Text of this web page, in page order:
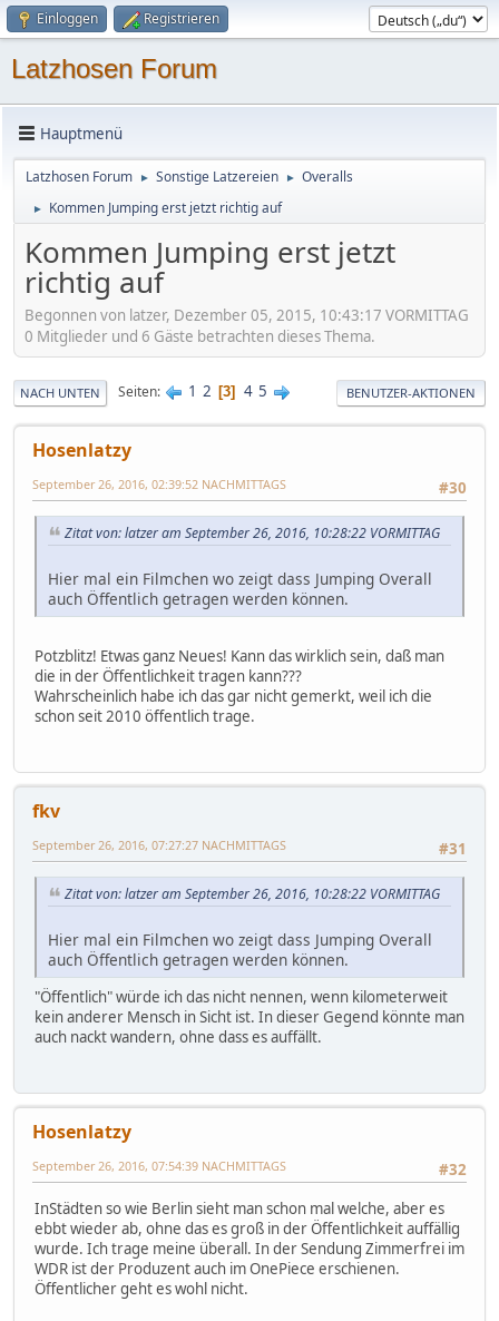
Einloggen Registrieren
Latzhosen Forum
Hauptmenü
Latzhosen Forum ► Sonstige Latzereien ► Overalls
► Kommen Jumping erst jetzt richtig auf
Kommen Jumping erst jetzt
richtig auf
Begonnen von latzer, Dezember 05, 2015, 10:43:17 VORMITTAG
0 Mitglieder und 6 Gäste betrachten dieses Thema.
NACH UNTEN Seiten 1 2 3 4 5 BENUTZER-AKTIONEN
Hosenlatzy
#30
September 26, 2016, 02:39:52 NACHMITTAGS
Zitat von: latzer am September 26, 2016, 10:28:22 VORMITTAG
Hier mal ein Filmchen wo zeigt dass Jumping Overall
auch Öffentlich getragen werden können.
Potzblitz! Etwas ganz Neues! Kann das wirklich sein, daß man
die in der Öffentlichkeit tragen kann???
Wahrscheinlich habe ich das gar nicht gemerkt, weil ich die
schon seit 2010 öffentlich trage.
fkv
#31
September 26, 2016, 07:27:27 NACHMITTAGS
Zitat von: latzer am September 26, 2016, 10:28:22 VORMITTAG
Hier mal ein Filmchen wo zeigt dass Jumping Overall
auch Öffentlich getragen werden können.
"Öffentlich" würde ich das nicht nennen, wenn kilometerweit
kein anderer Mensch in Sicht ist. In dieser Gegend könnte man
auch nackt wandern, ohne dass es auffällt.
Hosenlatzy
#32
September 26, 2016, 07:54:39 NACHMITTAGS
InStädten so wie Berlin sieht man schon mal welche, aber es
ebbt wieder ab, ohne das es groß in der Öffentlichkeit auffällig
wurde. Ich trage meine überall. In der Sendung Zimmerfrei im
WDR ist der Produzent auch im OnePiece erschienen.
Öffentlicher geht es wohl nicht.